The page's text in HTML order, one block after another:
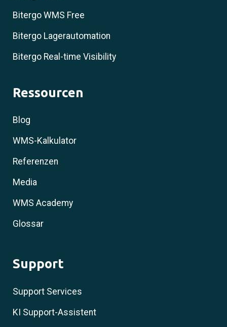
Bitergo WMS Free
Bitergo Lagerautomation
Bitergo Real-time Visibility
Ressourcen
Blog
WMS-Kalkulator
Referenzen
Media
WMS Academy
Glossar
Support
Support Services
KI Support-Assistent